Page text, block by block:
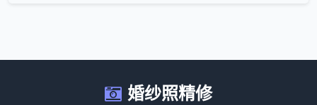
婚纱照精修